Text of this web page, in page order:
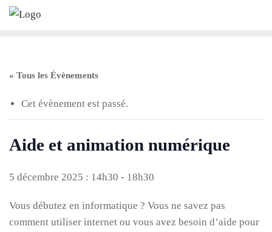
Skip
« Tous les Évènements
Cet évènement est passé.
Aide et animation numérique
5 décembre 2025 : 14h30 - 18h30
Vous débutez en informatique ? Vous ne savez pas
comment utiliser internet ou vous avez besoin d’aide pour